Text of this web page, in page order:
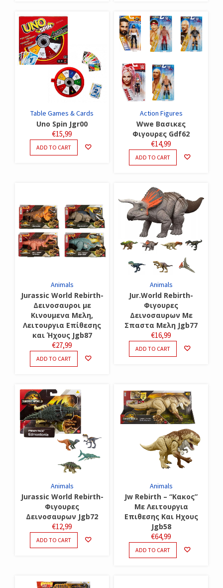
Table Games & Cards
Uno Spin Jgr00
€15,99
ADD TO CART
Action Figures
Wwe Βασικες
Φιγουρες Gdf62
€14,99
ADD TO CART
Animals
Jurassic World Rebirth-
Δεινοσαυροι με
Κινουμενα Μελη,
Λειτουργια Επίθεσης
και Ήχους Jgb87
€27,99
ADD TO CART
Animals
Jur.World Rebirth-
Φιγουρες
Δεινοσαυρων Με
Σπαστα Μελη Jgb77
€16,99
ADD TO CART
Animals
Jurassic World Rebirth-
Φιγουρες
Δεινοσαυρων Jgb72
€12,99
ADD TO CART
Animals
Jw Rebirth – “Κακος”
Με Λειτουργια
Επιθεσης Και Ηχους
Jgb58
€64,99
ADD TO CART